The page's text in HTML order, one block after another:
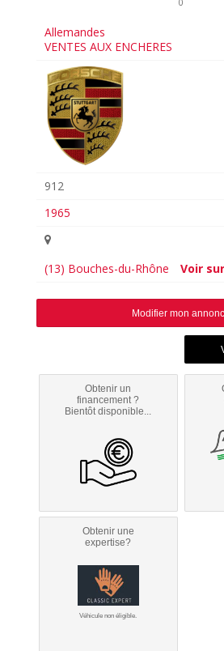
0
Allemandes
VENTES AUX ENCHERES
912
1965
(13) Bouches-du-Rhône Voir
Modifier mon
Obtenir un
financement ?
Bientôt disponible...
Obtenir une
expertise?
Véhicule non éligible.